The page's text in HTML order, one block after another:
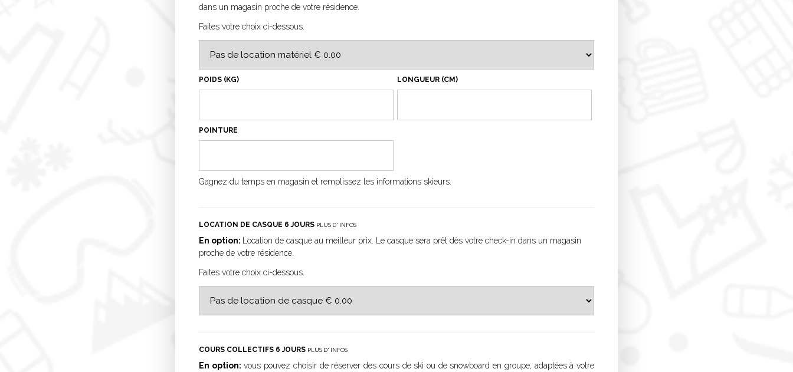
dans un magasin proche de votre résidence.
Faites votre choix ci-dessous.
POIDS (KG) LONGUEUR (CM)
POINTURE
Gagnez du temps en magasin et remplissez les informations skieurs.
LOCATION DE CASQUE 6 JOURS PLUS D' INFOS
En option:
Location de casque au meilleur prix. Le casque sera prêt dès votre check-in dans un magasin
proche de votre résidence.
Faites votre choix ci-dessous.
COURS COLLECTIFS 6 JOURS PLUS D' INFOS
En option: vous pouvez choisir de réserver des cours de ski ou de snowboard en groupe, adaptées à votre